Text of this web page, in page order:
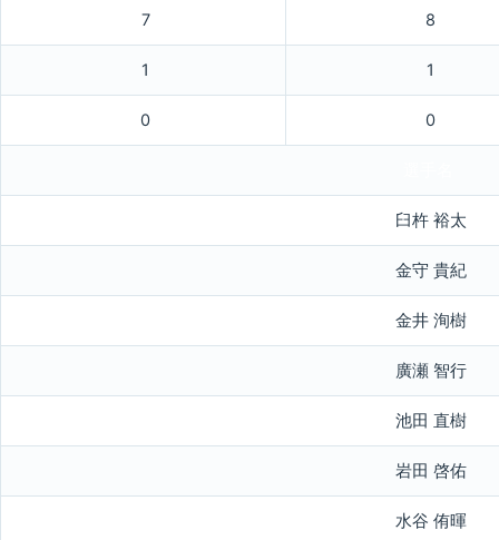
7 8
1 1
0 0
臼杵 裕太
金守 貴紀
金井 洵樹
廣瀬 智行
池田 直樹
岩田 啓佑
水谷 侑暉